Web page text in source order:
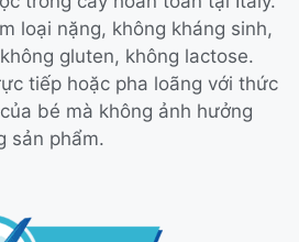
loại nặng, không kháng sinh,
gluten, không lactose.
tiếp hoặc pha loãng với thức
bé mà không ảnh hưởng
sản phẩm.